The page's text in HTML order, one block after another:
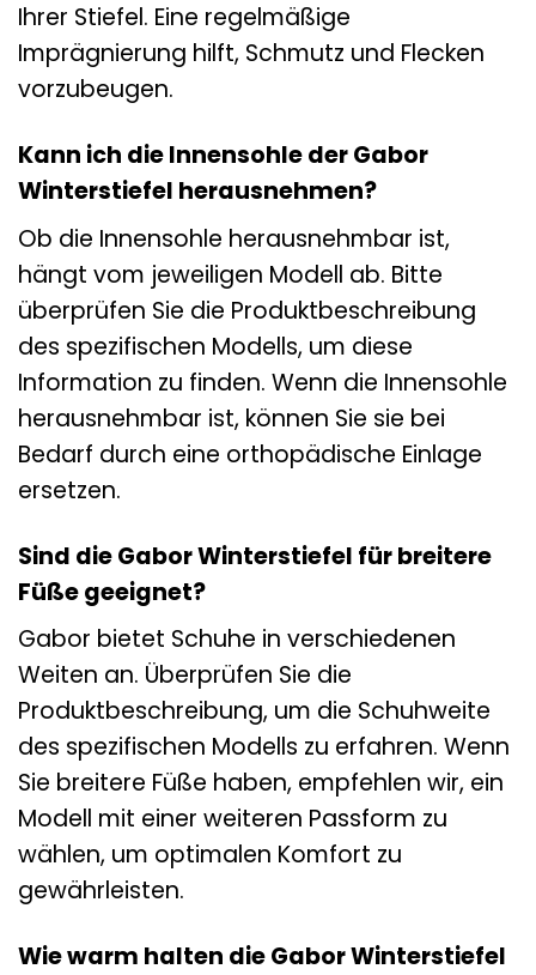
Ihrer Stiefel. Eine regelmäßige
Imprägnierung hilft, Schmutz und Flecken
vorzubeugen.
Kann ich die Innensohle der Gabor
Winterstiefel herausnehmen?
Ob die Innensohle herausnehmbar ist,
hängt vom jeweiligen Modell ab. Bitte
überprüfen Sie die Produktbeschreibung
des spezifischen Modells, um diese
Information zu finden. Wenn die Innensohle
herausnehmbar ist, können Sie sie bei
Bedarf durch eine orthopädische Einlage
ersetzen.
Sind die Gabor Winterstiefel für breitere
Füße geeignet?
Gabor bietet Schuhe in verschiedenen
Weiten an. Überprüfen Sie die
Produktbeschreibung, um die Schuhweite
des spezifischen Modells zu erfahren. Wenn
Sie breitere Füße haben, empfehlen wir, ein
Modell mit einer weiteren Passform zu
wählen, um optimalen Komfort zu
gewährleisten.
Wie warm halten die Gabor Winterstiefel